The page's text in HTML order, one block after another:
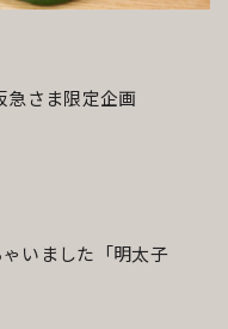
急さま限定企画
いました「明太子